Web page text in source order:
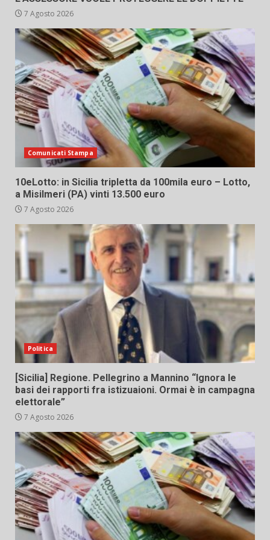
7 Agosto 2026
Comunicati Stampa
10eLotto: in Sicilia tripletta da 100mila euro – Lotto,
a Misilmeri (PA) vinti 13.500 euro
7 Agosto 2026
Politica
[Sicilia] Regione. Pellegrino a Mannino “Ignora le
basi dei rapporti fra istizuaioni. Ormai è in campagna
elettorale”
7 Agosto 2026